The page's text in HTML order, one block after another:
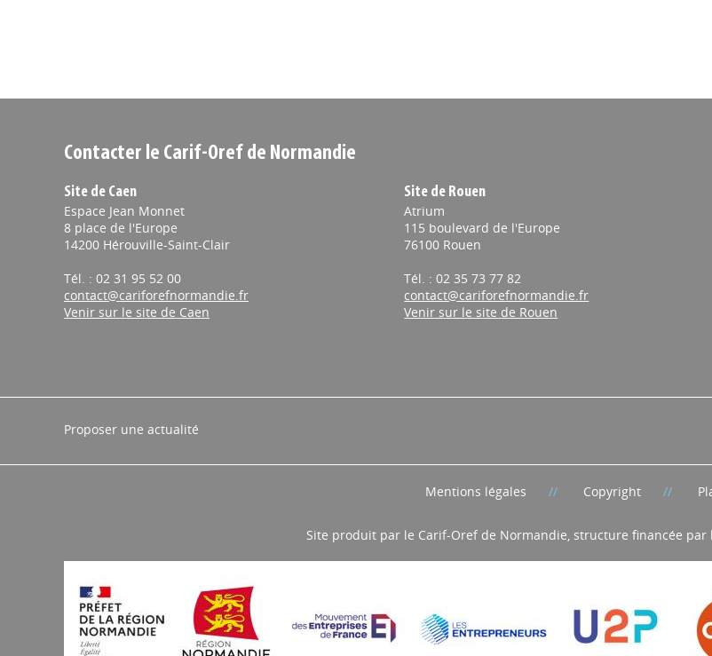
Site de Caen
Espace Jean Monnet
8 place de l'Europe
Tél. : 02 31 95 52 00
contact@cariforefnormandie.fr
Site de Rouen
Atrium
115 boulevard de l'Europe
Tél. : 02 35 73 77 82
contact@cariforefnormandie.fr